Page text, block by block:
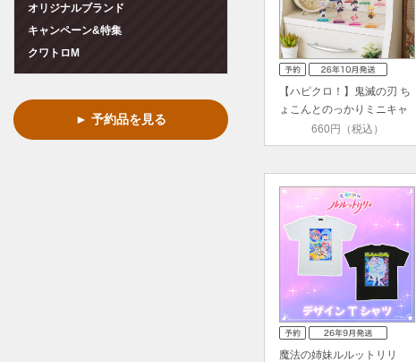
【ハピクロ！】鬼滅の刃 ち
ょこんとのっかりミニキャ
660円（税込）
魔法の姉妹ルルットリリ
オリジナルブランド
キャンペーン&特集
クワトロM
► 予約品を見る